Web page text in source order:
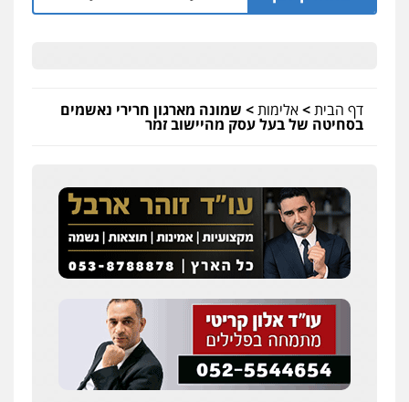
דף הבית>אלימות> שמונה מארגון חרירי נאשמים
בסחיטה של בעל עסק מהיישוב זמר